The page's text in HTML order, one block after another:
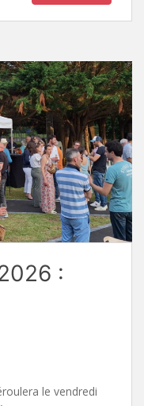
:
le vendredi